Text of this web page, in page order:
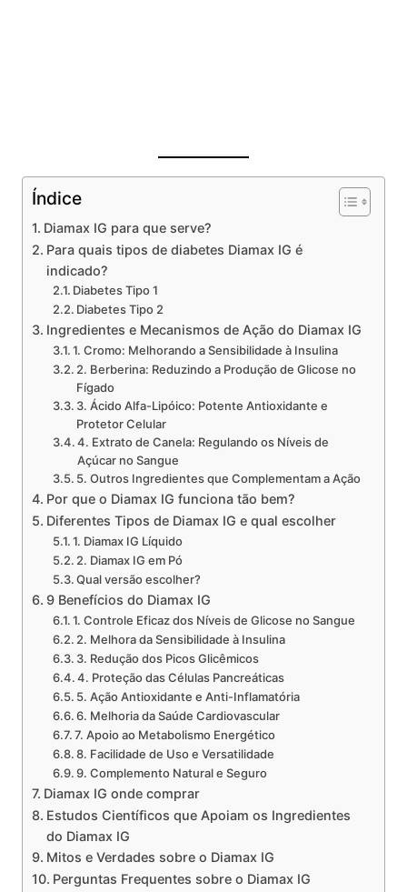
Índice
Diamax IG para que serve?
Para quais tipos de diabetes Diamax IG é
indicado?
Diabetes Tipo 1
Diabetes Tipo 2
Ingredientes e Mecanismos de Ação do Diamax IG
1. Cromo: Melhorando a Sensibilidade à Insulina
2. Berberina: Reduzindo a Produção de Glicose no
Fígado
3. Ácido Alfa-Lipóico: Potente Antioxidante e
Protetor Celular
4. Extrato de Canela: Regulando os Níveis de
Açúcar no Sangue
5. Outros Ingredientes que Complementam a Ação
Por que o Diamax IG funciona tão bem?
Diferentes Tipos de Diamax IG e qual escolher
1. Diamax IG Líquido
2. Diamax IG em Pó
Qual versão escolher?
9 Benefícios do Diamax IG
1. Controle Eficaz dos Níveis de Glicose no Sangue
2. Melhora da Sensibilidade à Insulina
3. Redução dos Picos Glicêmicos
4. Proteção das Células Pancreáticas
5. Ação Antioxidante e Anti-Inflamatória
6. Melhoria da Saúde Cardiovascular
7. Apoio ao Metabolismo Energético
8. Facilidade de Uso e Versatilidade
9. Complemento Natural e Seguro
Diamax IG onde comprar
Estudos Científicos que Apoiam os Ingredientes
do Diamax IG
Mitos e Verdades sobre o Diamax IG
Perguntas Frequentes sobre o Diamax IG